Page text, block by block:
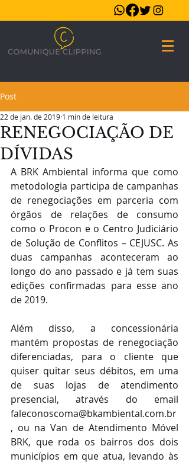
Post
RENEGOCIAÇÃO DE
DÍVIDAS
22 de jan. de 2019 1 min de leitura
A BRK Ambiental informa que como
metodologia participa de campanhas
de renegociações em parceria com
órgãos de relações de consumo
como o Procon e o Centro Judiciário
de Solução de Conflitos – CEJUSC. As
duas campanhas aconteceram ao
longo do ano passado e já tem suas
edições confirmadas para esse ano
de 2019.
Além disso, a concessionária
mantém propostas de renegociação
diferenciadas, para o cliente que
quiser quitar seus débitos, em uma
de suas lojas de atendimento
presencial, através do email
faleconoscoma@bkambiental.com.br
, ou na Van de Atendimento Móvel
BRK, que roda os bairros dos dois
municípios em que atua, levando às